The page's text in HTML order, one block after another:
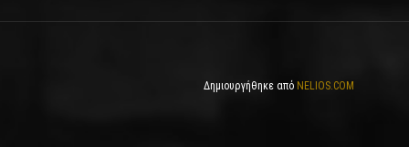
Δημιουργήθηκε από NELIOS.COM